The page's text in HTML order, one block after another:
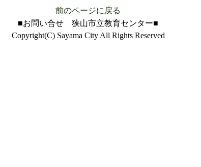
前のページに戻る
■お問い合せ 狭山市立教育センター■
Copyright(C) Sayama City All Rights Reserved